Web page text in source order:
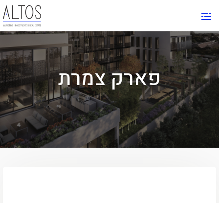
פארק צמרת